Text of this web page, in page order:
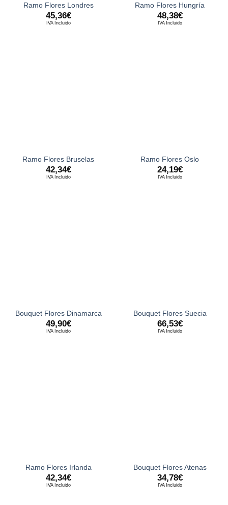
Ramo Flores Londres
45,36€
IVA Incluido
Ramo Flores Hungría
48,38€
IVA Incluido
Ramo Flores Bruselas
42,34€
IVA Incluido
Ramo Flores Oslo
24,19€
IVA Incluido
Bouquet Flores Dinamarca
49,90€
IVA Incluido
Bouquet Flores Suecia
66,53€
IVA Incluido
Ramo Flores Irlanda
42,34€
IVA Incluido
Bouquet Flores Atenas
34,78€
IVA Incluido